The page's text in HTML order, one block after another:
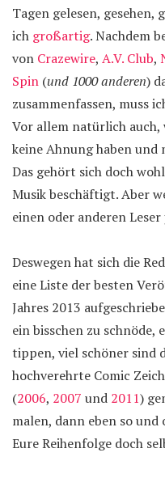
Tagen gelesen, gesehen,
ich großartig. Nachdem
von Crazewire, A.V. Club,
Spin (und 1000 anderen)
zusammenfassen, muss
Vor allem natürlich auch,
keine Ahnung haben
Das gehört sich doch
Musik beschäftigt. Aber
einen oder anderen
Deswegen hat sich die
eine Liste der besten
Jahres 2013
ein bisschen zu schnöde,
tippen, viel schöner sind
hochverehrte Comic
(2006, 2007 und 2011)
malen, dann eben so
Eure Reihenfolge doch